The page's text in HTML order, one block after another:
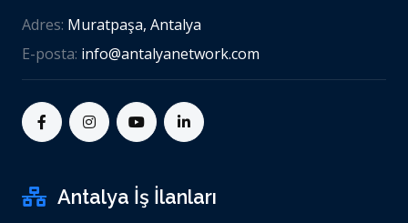
Adres: Muratpaşa, Antalya
E-posta: info@antalyanetwork.com
Antalya İş İlanları